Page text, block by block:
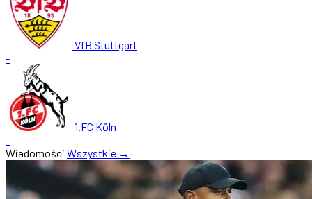
VfB Stuttgart
-
1.FC Köln
-
Wiadomości Wszystkie →